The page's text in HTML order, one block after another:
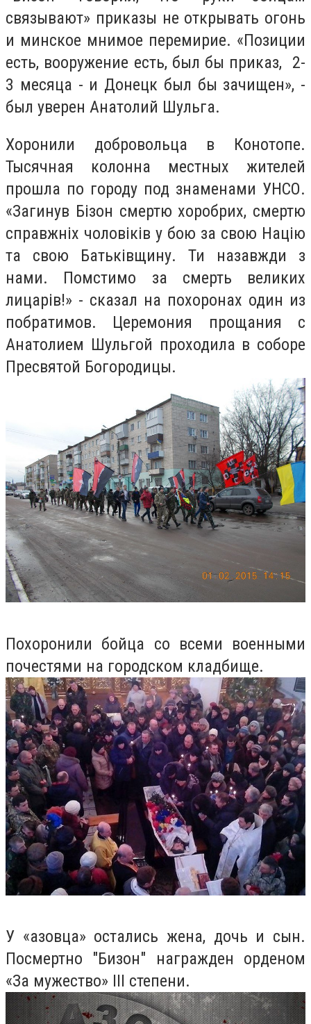
связывают» приказы не открывать огонь
и минское мнимое перемирие. «Позиции
есть, вооружение есть, был бы приказ, 2-
3 месяца - и Донецк был бы зачищен», -
был уверен Анатолий Шульга.
Хоронили добровольца в Конотопе.
Тысячная колонна местных жителей
прошла по городу под знаменами УНСО.
«Загинув Бізон смертю хоробрих, смертю
справжніх чоловіків у бою за свою Націю
та свою Батьківщину. Ти назавжди з
нами. Помстимо за смерть великих
лицарів!» - сказал на похоронах один из
побратимов. Церемония прощания с
Анатолием Шульгой проходила в соборе
Пресвятой Богородицы.
Похоронили бойца со всеми военными
почестями на городском кладбище.
У «азовца» остались жена, дочь и сын.
Посмертно "Бизон" награжден орденом
«За мужество» III степени.